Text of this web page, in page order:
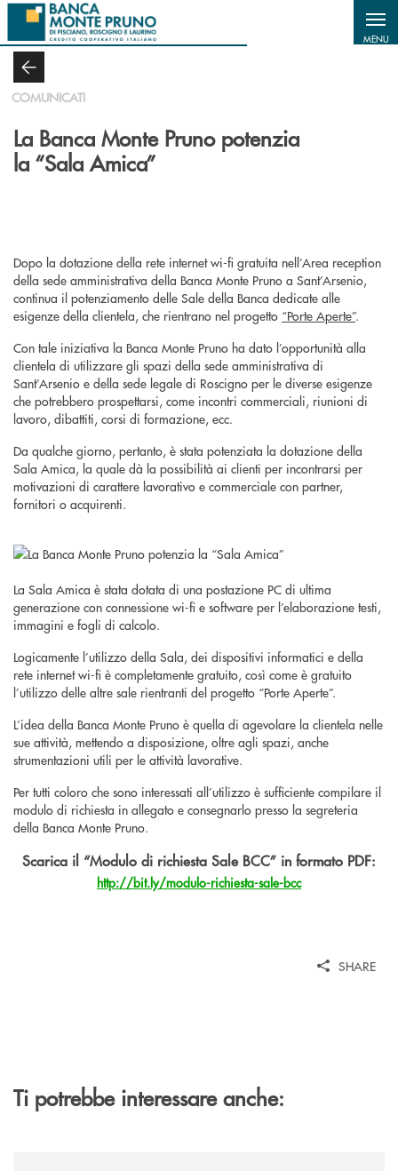
Salta al contenuto principale
MENU
COMUNICATI
La Banca Monte Pruno potenzia
la “Sala Amica”
Dopo la dotazione della rete internet wi-fi gratuita nell’Area reception
della sede amministrativa della Banca Monte Pruno a Sant’Arsenio,
continua il potenziamento delle Sale della Banca dedicate alle
esigenze della clientela, che rientrano nel progetto “Porte Aperte”.
Con tale iniziativa la Banca Monte Pruno ha dato l’opportunità alla
clientela di utilizzare gli spazi della sede amministrativa di
Sant’Arsenio e della sede legale di Roscigno per le diverse esigenze
che potrebbero prospettarsi, come incontri commerciali, riunioni di
lavoro, dibattiti, corsi di formazione, ecc.
Da qualche giorno, pertanto, è stata potenziata la dotazione della
Sala Amica, la quale dà la possibilità ai clienti per incontrarsi per
motivazioni di carattere lavorativo e commerciale con partner,
fornitori o acquirenti.
La Sala Amica è stata dotata di una postazione PC di ultima
generazione con connessione wi-fi e software per l’elaborazione testi,
immagini e fogli di calcolo.
Logicamente l’utilizzo della Sala, dei dispositivi informatici e della
rete internet wi-fi è completamente gratuito, così come è gratuito
l’utilizzo delle altre sale rientranti del progetto “Porte Aperte”.
L’idea della Banca Monte Pruno è quella di agevolare la clientela nelle
sue attività, mettendo a disposizione, oltre agli spazi, anche
strumentazioni utili per le attività lavorative.
Per tutti coloro che sono interessati all’utilizzo è sufficiente compilare il
modulo di richiesta in allegato e consegnarlo presso la segreteria
della Banca Monte Pruno.
Scarica il “Modulo di richiesta Sale BCC” in formato PDF:
http://bit.ly/modulo-richiesta-sale-bcc
SHARE
Ti potrebbe interessare anche: